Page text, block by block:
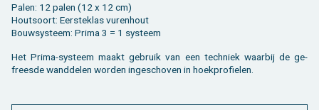
Palen: 12 palen (12 x 12 cm)
Hout­soort: Eer­ste­klas vu­ren­hout
Bouw­sys­teem: Prima 3 = 1 sys­teem
Het Prima-sys­teem maakt ge­bruik van een tech­niek waar­bij de ge­
frees­de wand­de­len wor­den in­ge­scho­ven in hoek­pro­fie­len.